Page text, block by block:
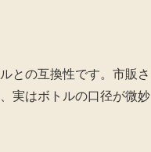
との互換性です。市販さ
実はボトルの口径が微妙